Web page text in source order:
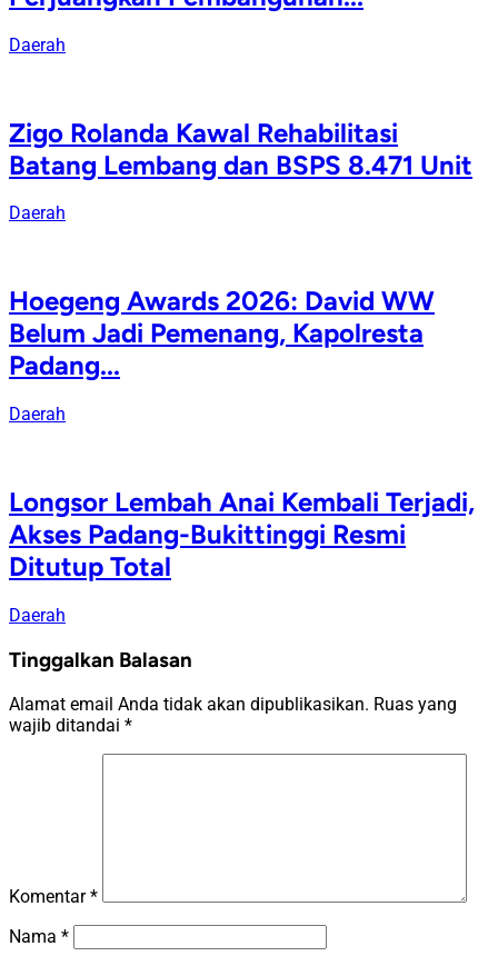
Daerah
Zigo Rolanda Kawal Rehabilitasi
Batang Lembang dan BSPS 8.471 Unit
Daerah
Hoegeng Awards 2026: David WW
Belum Jadi Pemenang, Kapolresta
Padang...
Daerah
Longsor Lembah Anai Kembali Terjadi,
Akses Padang-Bukittinggi Resmi
Ditutup Total
Daerah
Tinggalkan Balasan
Alamat email Anda tidak akan dipublikasikan. Ruas yang
wajib ditandai *
Komentar*
Nama *